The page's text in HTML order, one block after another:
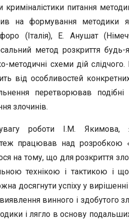
питання
на формування методики
(Італія), Е. Анушат
метод розкриття будь-
методичні схеми дій
від особливостей
перетворював
злочинів.
роботи І.М. Якимова,
теж працював над розробкою
на тому, що для розкриття
технікою і тактикою і
досягнути успіху у
винного і здобутого
і лягло в основу